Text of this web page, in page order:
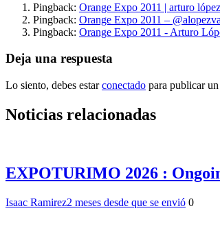
Pingback: Orange Expo 2011 | arturo
Pingback: Orange Expo 2011 –
Pingback: Orange Expo 2011 - Arturo
Deja una respuesta
Lo siento, debes estarconectado para publicar
Noticias relacionadas
EXPOTURIMO 2026 :
Isaac Ramirez2 meses desde que se envió 0